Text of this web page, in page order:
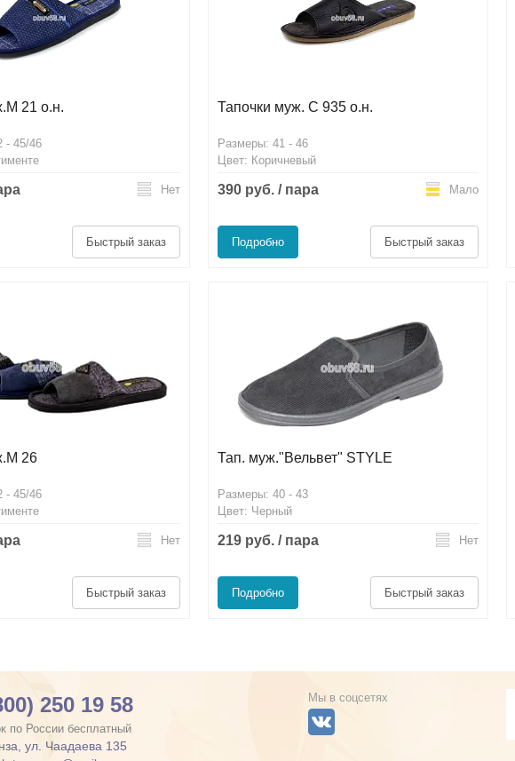
21 о.н.
- 45/46
Нет
Быстрый заказ
Тапочки муж. С 935 о.н.
Размеры: 41 - 46
Цвет: Коричневый
390 руб. / пара Мало
Подробно Быстрый заказ
26
- 45/46
Нет
Быстрый заказ
Тап. муж."Вельвет" STYLE
Размеры: 40 - 43
Цвет: Черный
219 руб. / пара Нет
Подробно Быстрый заказ
250 19 58
по России бесплатный
ул. Чаадаева 135
Мы в соцсетях